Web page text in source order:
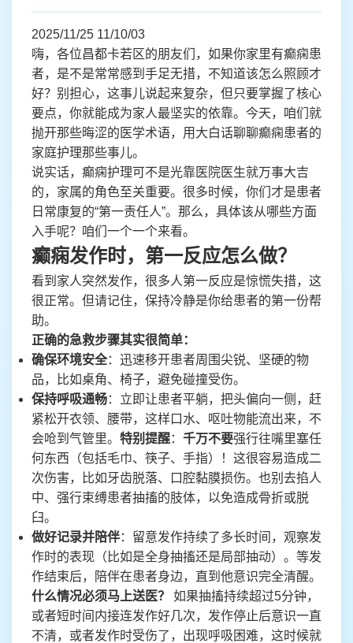
2025/11/25 11/10/03
嗨，各位昌都卡若区的朋友们，如果你家里有癫痫患
者，是不是常常感到手足无措，不知道该怎么照顾才
好？别担心，这事儿说起来复杂，但只要掌握了核心
要点，你就能成为家人最坚实的依靠。今天，咱们就
抛开那些晦涩的医学术语，用大白话聊聊癫痫患者的
家庭护理那些事儿。
说实话，癫痫护理可不是光靠医院医生就万事大吉
的，家属的角色至关重要。很多时候，你们才是患者
日常康复的“第一责任人”。那么，具体该从哪些方面
入手呢？咱们一个一个来看。
癫痫发作时，第一反应怎么做？
看到家人突然发作，很多人第一反应是惊慌失措，这
很正常。但请记住，保持冷静是你给患者的第一份帮
助。
正确的急救步骤其实很简单：
确保环境安全：迅速移开患者周围尖锐、坚硬的物
品，比如桌角、椅子，避免碰撞受伤。
保持呼吸通畅：立即让患者平躺，把头偏向一侧，赶
紧松开衣领、腰带，这样口水、呕吐物能流出来，不
会呛到气管里。 特别提醒： 千万不要强行往嘴里塞任
何东西（包括毛巾、筷子、手指）！这很容易造成二
次伤害，比如牙齿脱落、口腔黏膜损伤。也别去掐人
中、强行束缚患者抽搐的肢体，以免造成骨折或脱
臼。
做好记录并陪伴：留意发作持续了多长时间，观察发
作时的表现（比如是全身抽搐还是局部抽动）。等发
作结束后，陪伴在患者身边，直到他意识完全清醒。
什么情况必须马上送医？
如果抽搐持续超过5分钟，
或者短时间内接连发作好几次，发作停止后意识一直
不清，或者发作时受伤了，出现呼吸困难，这时候就